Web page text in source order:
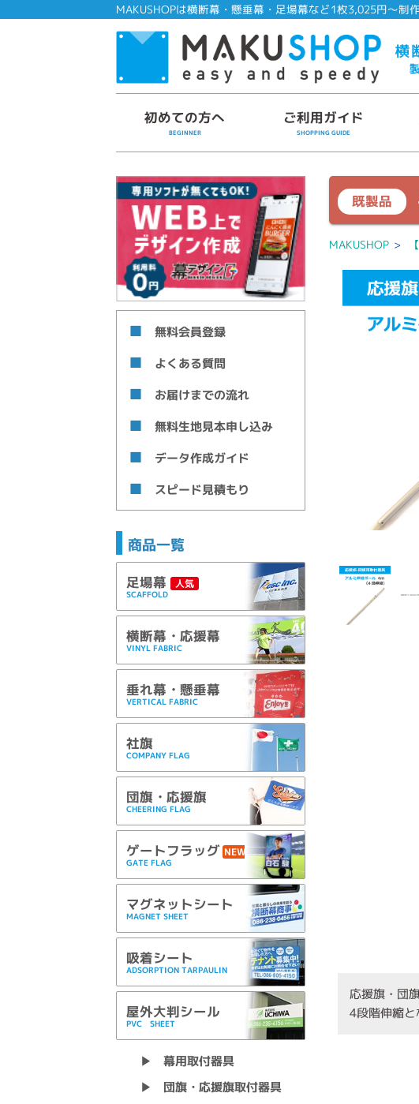
MAKUSHOPは横断幕・懸垂幕・足場幕など1枚3,025円～制
初めての方へ
BEGINNER
ご利用ガイド
SHOPPING GUIDE
無料会員登録
よくある質問
お届けまでの流れ
無料生地見本申し込み
データ作成ガイド
スピード見積もり
商品一覧
足場幕 人気
SCAFFOLD
横断幕・応援幕
VINYL FABRIC
垂れ幕・懸垂幕
VERTICAL FABRIC
社旗
COMPANY FLAG
団旗・応援旗
CHEERING FLAG
ゲートフラッグ NEW
GATE FLAG
マグネットシート
MAGNET SHEET
吸着シート
ADSORPTION TARPAULIN
屋外大判シール
PVC SHEET
▶ 幕用取付器具
▶ 団旗・応援旗取付器具
既製品
MAKUSHOP >
応援旗・団
4段階伸縮と